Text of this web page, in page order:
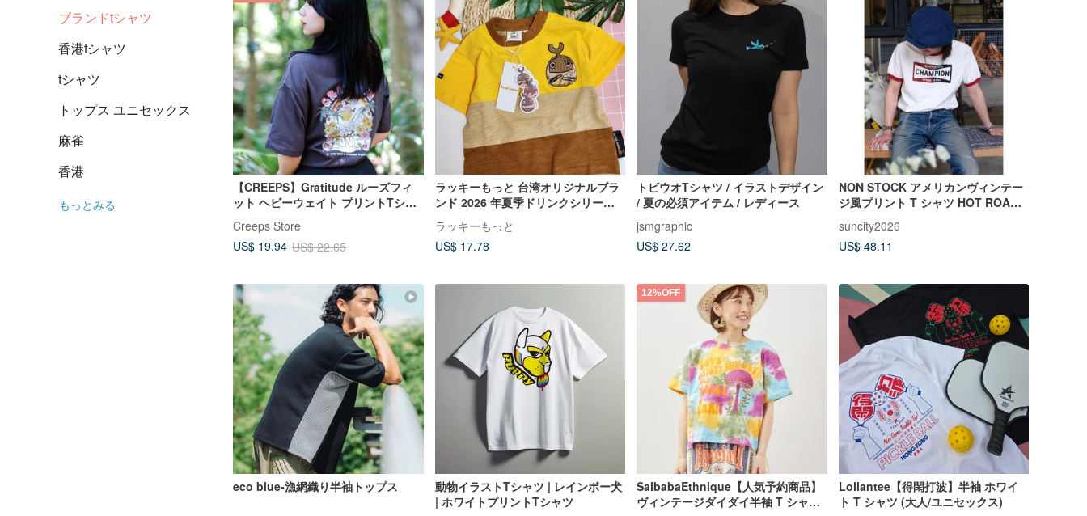
ブランドtシャツ
香港tシャツ
tシャツ
トップス ユニセックス
麻雀
香港
もっとみる
【CREEPS】Gratitude ルーズフィ
ット ヘビーウェイト プリントTシャ
ツ 210g
Creeps Store
US$ 19.94 US$ 22.65
ラッキーもっと 台湾オリジナルブラ
ンド 2026 年夏季ドリンクシリーズ
プリンミルクティー
ラッキーもっと
US$ 17.78
トビウオTシャツ / イラストデザイン
/ 夏の必須アイテム / レディース
jsmgraphic
US$ 27.62
NON STOCK アメリカンヴィンテー
ジ風プリント T シャツ HOT ROAD
ップル T シャツ
suncity2026
US$ 48.11
eco blue-漁網織り半袖トップス
動物イラストTシャツ | レインボー犬
| ホワイトプリントTシャツ
12%OFF
SaibabaEthnique【人気予約商品】
ヴィンテージダイダイ半袖 T シャツ
Lollantee【得閑打波】半袖 ホワイ
ト T シャツ (大人/ユニセックス)